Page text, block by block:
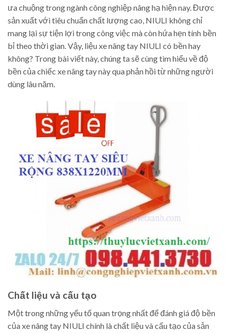
ưa chuộng trong ngành công nghiệp nâng hạ hiện nay. Được
sản xuất với tiêu chuẩn chất lượng cao, NIULI không chỉ
mang lại sự tiện lợi trong công việc mà còn hứa hẹn tính bền
bỉ theo thời gian. Vậy, liệu xe nâng tay NIULI có bền hay
không? Trong bài viết này, chúng ta sẽ cùng tìm hiểu về độ
bền của chiếc xe nâng tay này qua phản hồi từ những người
dùng lâu năm.
Chất liệu và cấu tạo
Một trong những yếu tố quan trọng nhất để đánh giá độ bền
của xe nâng tay NIULI chính là chất liệu và cấu tạo của sản